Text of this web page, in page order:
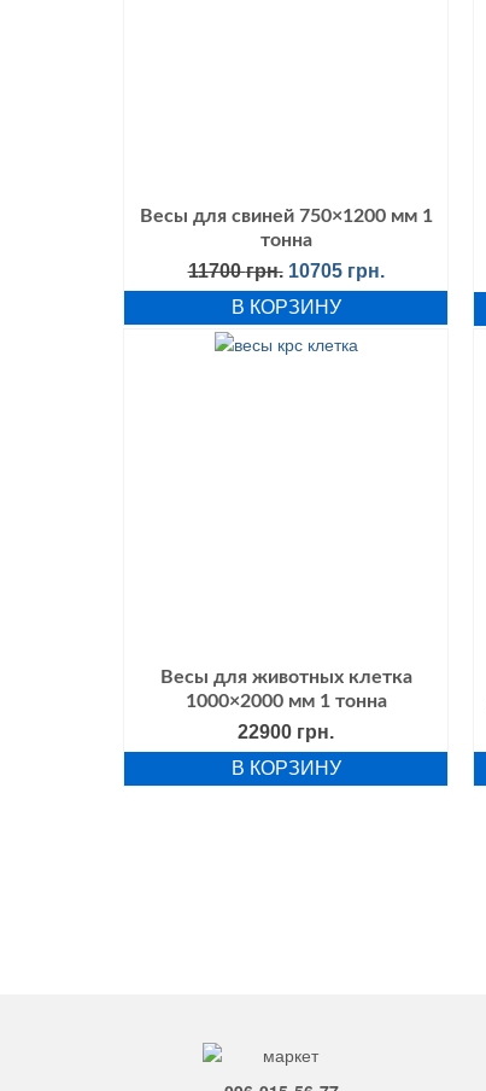
Весы для свиней 750×1200 мм 1
тонна
11700грн. Первоначальная
цена
составляла
11700 грн..
10705 грн.
цена:
В КОРЗИНУ
Весы для животных клетка
1000×2000 мм 1 тонна
22900 грн.
В КОРЗИНУ